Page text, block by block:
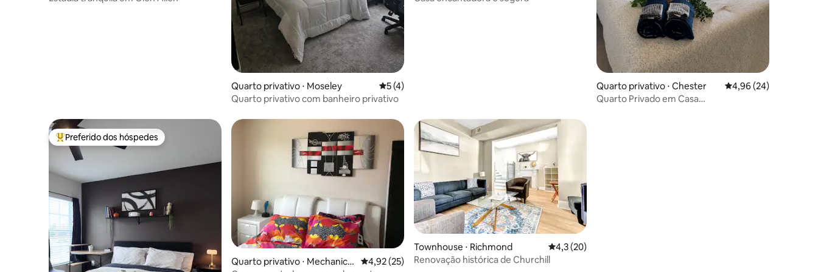
Quarto privativo ⋅ Moseley 5 de uma avaliação média de 5, 4 avaliações
5 (4)
Quarto privativo com banheiro privativo
Quarto privativo ⋅ Chester 4,96 de uma
4,96 (24)
Quarto Privado em Casa
Entre os melhores preferidos dos hóspedes
Preferido dos hóspedes
Quarto privativo ⋅ Mechanics
4,92 de uma avaliação média de 5, 25 avaliações
4,92 (25)
Townhouse ⋅ Richmond 4,3 de uma avaliação média de 5, 20 avaliações
4,3 (20)
Renovação histórica de Churchill